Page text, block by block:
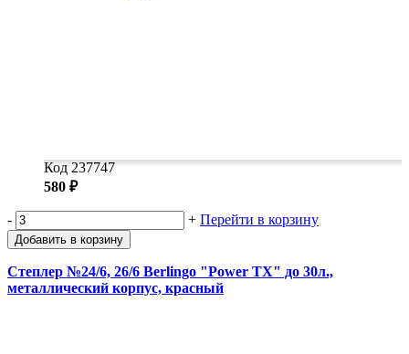
Код 237747
580 ₽
- + Перейти в корзину
Добавить в корзину
Степлер №24/6, 26/6 Berlingo "Power TX" до 30л.,
металлический корпус, красный